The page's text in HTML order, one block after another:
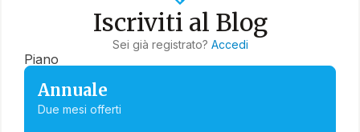
Iscriviti al Blog
Sei già registrato? Accedi
Piano
Annuale
Due mesi offerti